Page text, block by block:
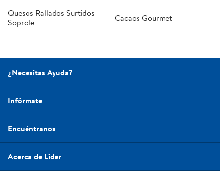
Quesos Rallados Surtidos
Soprole
Cacaos Gourmet
¿Necesitas Ayuda?
Infórmate
Encuéntranos
Acerca de Lider